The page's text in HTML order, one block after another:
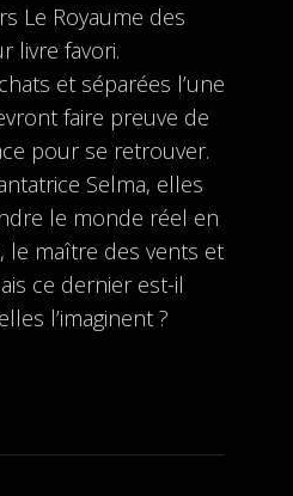
Le Royaume des
livre favori.
et séparées l’une
faire preuve de
pour se retrouver.
Selma, elles
le monde réel en
le maître des vents et
ce dernier est-il
l’imaginent ?